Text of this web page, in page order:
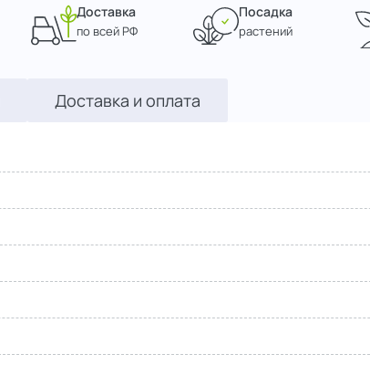
Доставка
по всей РФ
Посадка
растений
Доставка и оплата